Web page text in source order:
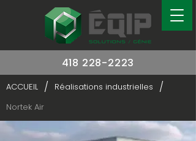
418 228-2223
ACCUEIL / Réalisations industrielles /
Nortek Air